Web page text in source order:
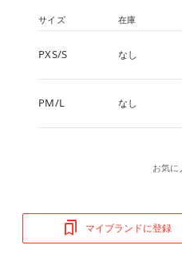
サイズ 在庫
PXS/S なし
PM/L なし
お気
マイブランドに登録